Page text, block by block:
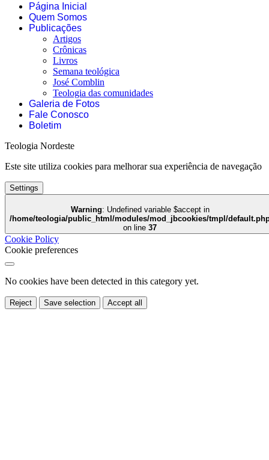
Página Inicial
Quem Somos
Publicações
Artigos
Crônicas
Livros
Semana teológica
José Comblin
Teologia das comunidades
Galeria de Fotos
Fale Conosco
Boletim
Teologia Nordeste
Este site utiliza cookies para melhorar sua experiência de navegação
Settings
Warning
: Undefined variable $accept in
/home/teologia/public_html/modules/mod_jbcookies/tmpl/
on line 37
Cookie Policy
Cookie preferences
No cookies have been detected in this category yet.
Reject Save selection Accept all